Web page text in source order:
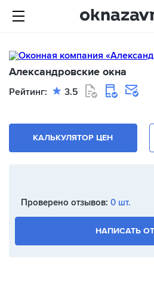
Александровские окна
Рейтинг: 3.5
КАЛЬКУЛЯТОР ЦЕН
Проверено отзывов: 0 шт.
НАПИСАТЬ